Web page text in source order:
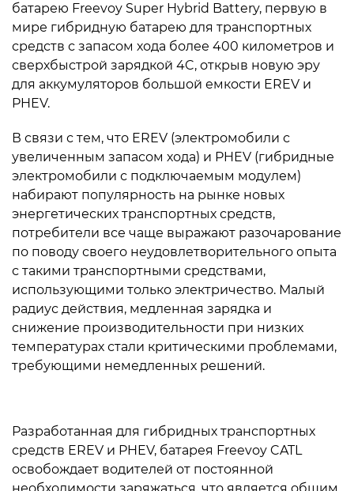
батарею Freevoy Super Hybrid Battery, первую в
мире гибридную батарею для транспортных
средств с запасом хода более 400 километров и
сверхбыстрой зарядкой 4C, открыв новую эру
для аккумуляторов большой емкости EREV и
PHEV.
В связи с тем, что EREV (электромобили с
увеличенным запасом хода) и PHEV (гибридные
электромобили с подключаемым модулем)
набирают популярность на рынке новых
энергетических транспортных средств,
потребители все чаще выражают разочарование
по поводу своего неудовлетворительного опыта
с такими транспортными средствами,
использующими только электричество. Малый
радиус действия, медленная зарядка и
снижение производительности при низких
температурах стали критическими проблемами,
требующими немедленных решений.
Разработанная для гибридных транспортных
средств EREV и PHEV, батарея Freevoy CATL
освобождает водителей от постоянной